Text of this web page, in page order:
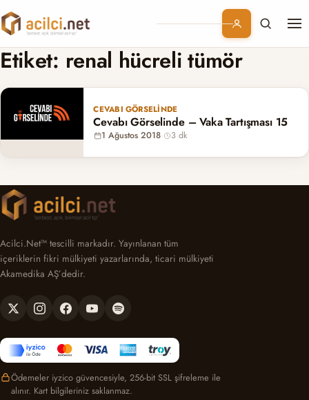
Branşlar
Konular
Kurumsal
Etiket: renal hücreli tümör
CEVABI GÖRSELINDE
Cevabı Görselinde – Vaka Tartışması 15
1 Ağustos 2018· 3 dk
Acilci.Net™ tescilli markadır. Yayınlanan tüm
içeriklerin fikri mülkiyeti yazarlarında, ticari mülkiyeti
Akamedika AŞ’dedir.
Ödemeler iyzico güvencesiyle, 256-bit SSL şifreleme ile
alınır. Kart bilgileriniz saklanmaz.